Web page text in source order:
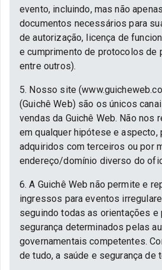
evento, incluindo, mas não
documentos necessários para
de autorização, licença de
e cumprimento de protocolos de
entre outros).
5. Nosso site
(Guichê Web) são os únicos
vendas da Guichê Web. Não nos
em qualquer hipótese e aspecto,
adquiridos com terceiros ou por
endereço/domínio diverso do
6. A Guichê Web não permite e
ingressos para eventos
seguindo todas as orientações
segurança determinados pelas
governamentais competentes.
de tudo, a saúde e segurança de